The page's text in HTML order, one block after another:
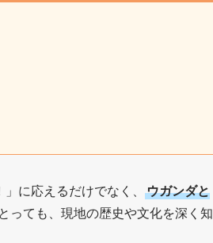
に応えるだけでなく、
ウガンダと
っても、現地の歴史や文化を深く知